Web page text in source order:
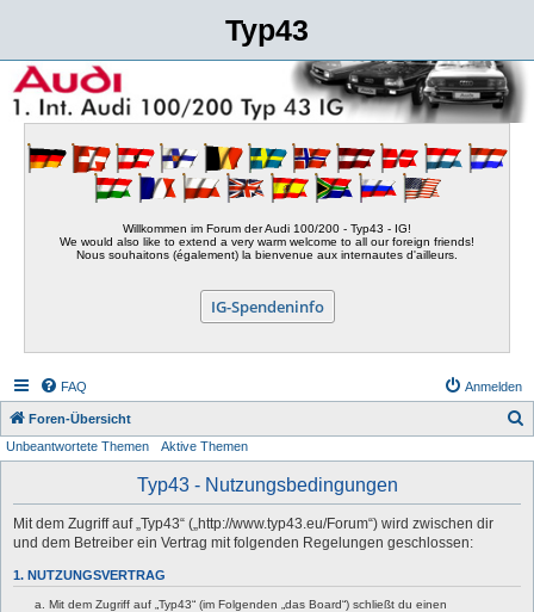
Typ43
Willkommen im Forum der Audi 100/200 - Typ43 - IG!
We would also like to extend a very warm welcome to all our foreign friends!
Nous souhaitons (également) la bienvenue aux internautes d'ailleurs.
IG-Spendeninfo
FAQ Anmelden
Foren-Übersicht
Unbeantwortete Themen Aktive Themen
Typ43 - Nutzungsbedingungen
Mit dem Zugriff auf „Typ43“ („http://www.typ43.eu/Forum“) wird zwischen dir
und dem Betreiber ein Vertrag mit folgenden Regelungen geschlossen:
1. NUTZUNGSVERTRAG
Mit dem Zugriff auf „Typ43“ (im Folgenden „das Board“) schließt du einen